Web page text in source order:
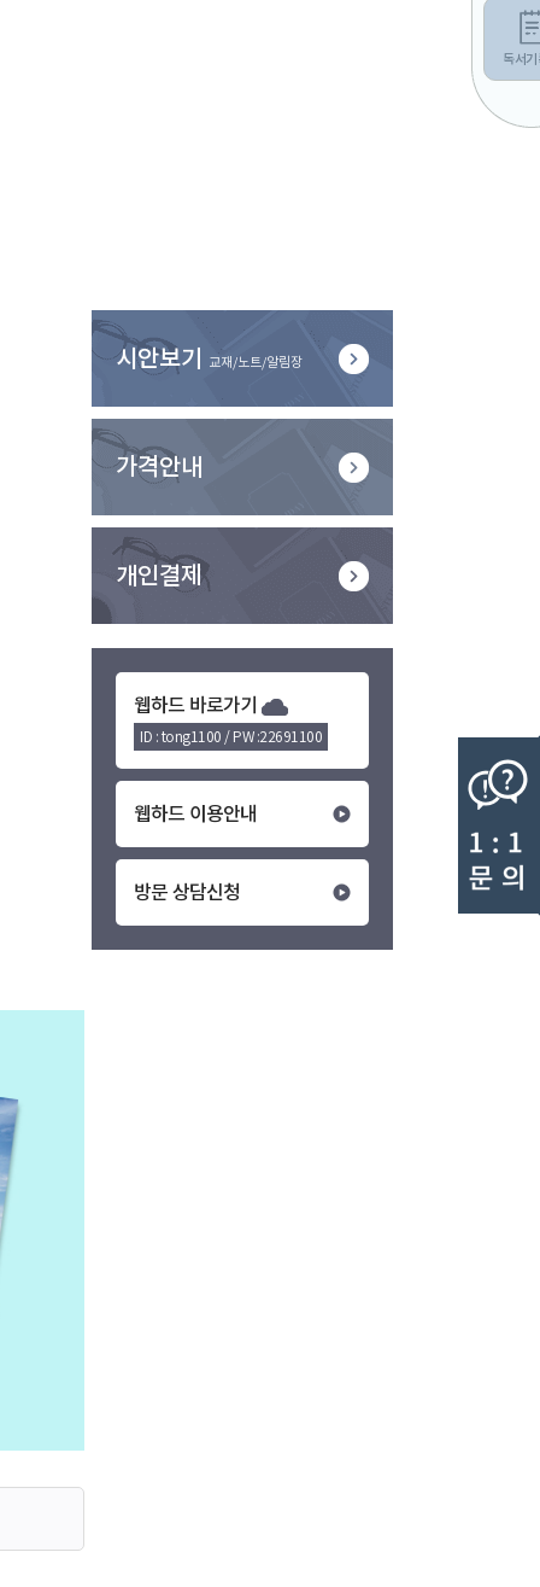
시안보기 교재/노트/알림장
가격안내
개인결제
웹하드 바로가기
ID : tong1100 / PW :22691100
웹하드 이용안내
방문 상담신청
독서